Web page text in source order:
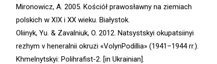
Mironowicz, A. 2005. Kościół prawosławny na ziemiach
polskich w XIX i XX wieku. Białystok.
Oliinyk, Yu. & Zavalniuk, O. 2012. Natsystskyi okupatsiinyi
rezhym v heneralnii okruzi «VolynPodillia» (1941–1944 rr.).
Khmelnytskyi: Polihrafist-2. [in Ukrainian].